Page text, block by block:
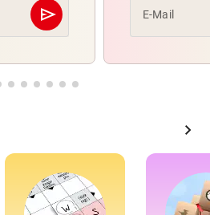
send
Abschicken E-Mail
chevron_right